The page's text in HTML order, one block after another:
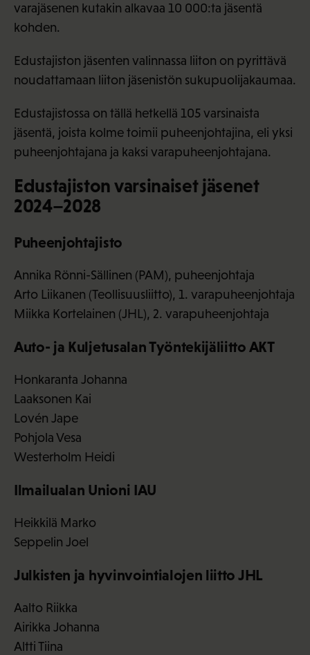
varajäsenen kutakin alkavaa 10 000:ta jäsentä
kohden.
Edustajiston jäsenten valinnassa liiton on pyrittävä
noudattamaan liiton jäsenistön sukupuolijakaumaa.
Edustajistossa on tällä hetkellä 105 varsinaista
jäsentä, joista kolme toimii puheenjohtajina, eli yksi
puheenjohtajana ja kaksi varapuheenjohtajana.
Edustajiston varsinaiset jäsenet
2024–2028
Puheenjohtajisto
Annika Rönni-Sällinen (PAM), puheenjohtaja
Arto Liikanen (Teollisuusliitto), 1. varapuheenjohtaja
Miikka Kortelainen (JHL), 2. varapuheenjohtaja
Auto- ja Kuljetusalan Työntekijäliitto AKT
Honkaranta Johanna
Laaksonen Kai
Lovén Jape
Pohjola Vesa
Westerholm Heidi
Ilmailualan Unioni IAU
Heikkilä Marko
Seppelin Joel
Julkisten ja hyvinvointialojen liitto JHL
Aalto Riikka
Airikka Johanna
Altti Tiina